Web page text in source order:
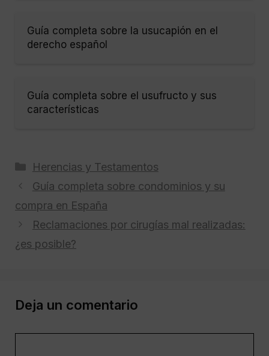
Guía completa sobre la usucapión en el
derecho español
Guía completa sobre el usufructo y sus
características
Categorías
Herencias y Testamentos
Guía completa sobre condominios y su
compra en España
Reclamaciones por cirugías mal realizadas:
¿es posible?
Deja un comentario